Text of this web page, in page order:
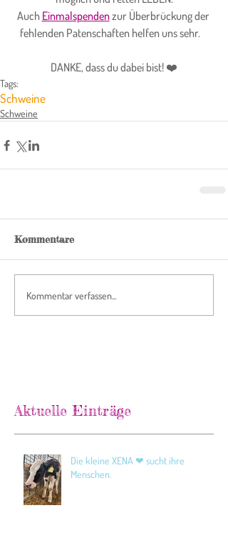
Auch Einmalspenden zur Überbrückung der
fehlenden Patenschaften helfen uns sehr.
DANKE, dass du dabei bist! ❤️
Tags:
Schweine
Schweine
Kommentare
Kommentar verfassen...
Aktuelle Einträge
Die kleine XENA ❤ sucht ihre
Menschen.